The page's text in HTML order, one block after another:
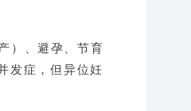
）、避孕、节育
发症，但异位妊